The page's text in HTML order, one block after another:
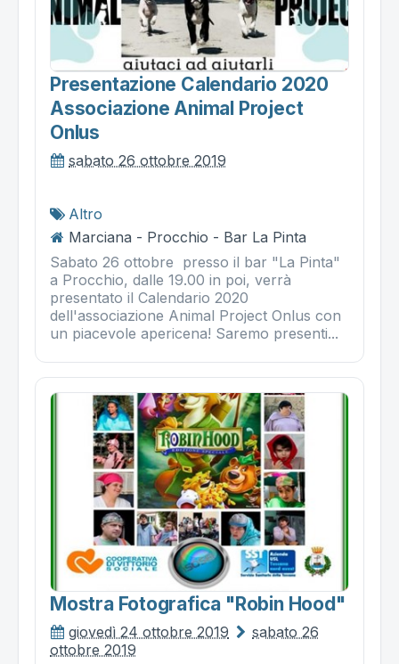
Presentazione Calendario 2020
Associazione Animal Project
Onlus
sabato 26 ottobre 2019
Altro
Marciana - Procchio - Bar La Pinta
Sabato 26 ottobre presso il bar "La Pinta"
a Procchio, dalle 19.00 in poi, verrà
presentato il Calendario 2020
dell'associazione Animal Project Onlus con
un piacevole apericena! Saremo presenti...
Mostra Fotografica "robin Hood"
giovedì 24 ottobre 2019
sabato 26
ottobre 2019